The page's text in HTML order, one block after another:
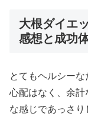
大根ダイエ
感想と成功
とてもヘルシー
心配はなく、余計
な感じであっさ